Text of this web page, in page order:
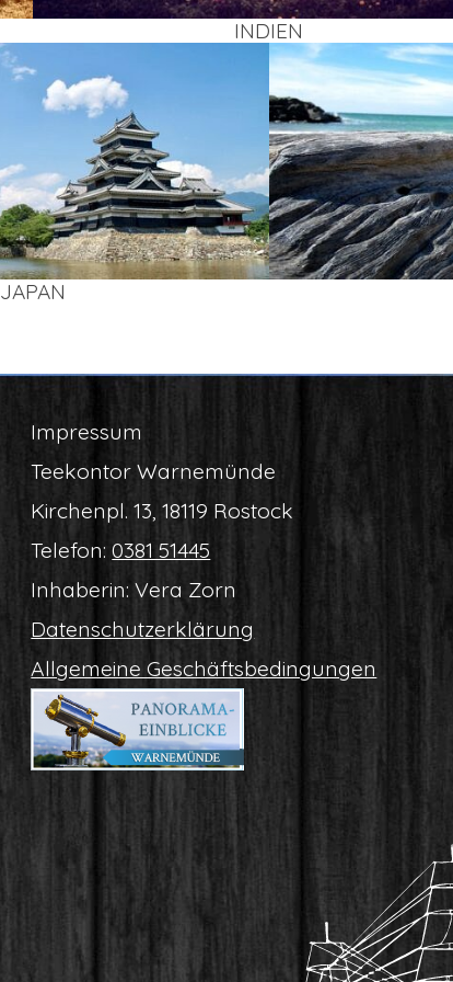
INDI­EN
JAPAN
Impres­sum
Tee­kon­tor Warnemünde
Kir­chen­pl. 13, 18119 Rostock
Tele­fon:0381 51445
Inha­be­rin: Vera Zorn
Daten­schutz­er­klä­rung
All­ge­mei­ne Geschäftsbedingungen